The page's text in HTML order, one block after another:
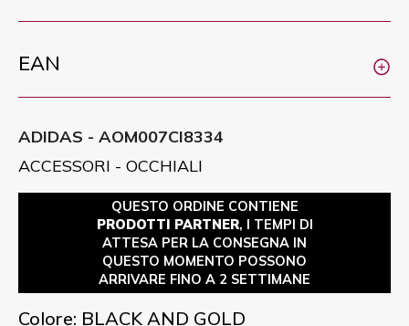
EAN
ADIDAS - AOM007CI8334
ACCESSORI - OCCHIALI
QUESTO ORDINE CONTIENE
PRODOTTI PARTNER, I TEMPI DI
ATTESA PER LA CONSEGNA IN
QUESTO MOMENTO POSSONO
ARRIVARE FINO A 2 SETTIMANE
Colore: BLACK AND GOLD